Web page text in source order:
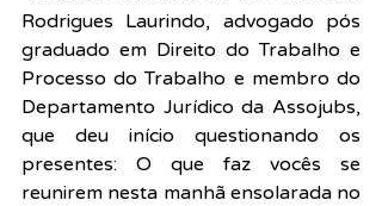
Rodrigues Laurindo, advogado pós
graduado em Direito do Trabalho e
Processo do Trabalho e membro do
Departamento Jurídico da Assojubs,
que deu início questionando os
presentes: O que faz vocês se
reunirem nesta manhã ensolarada no